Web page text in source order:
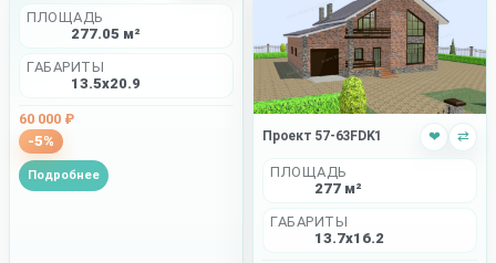
ПЛОЩАДЬ
277.05 м²
ГАБАРИТЫ
13.5x20.9
60 000 ₽
-5%
Подробнее
Проект 57-63FDK1 ❤ ⇄
ПЛОЩАДЬ
277 м²
ГАБАРИТЫ
13.7x16.2